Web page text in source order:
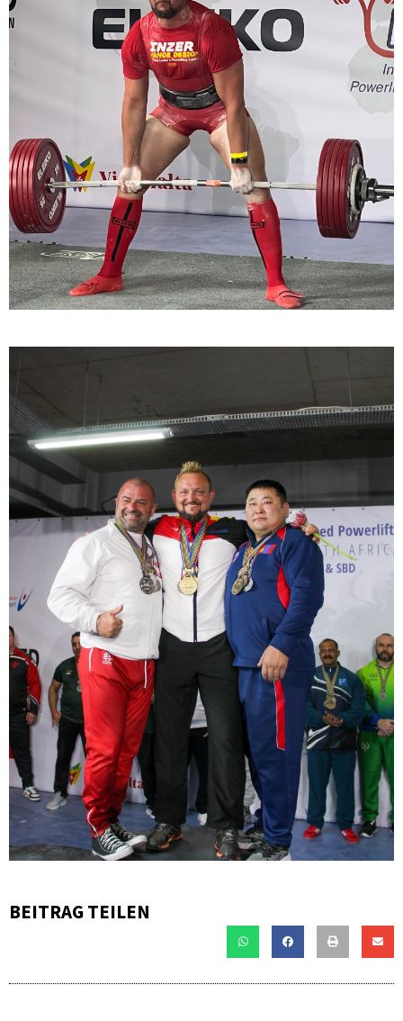
BEITRAG TEILEN